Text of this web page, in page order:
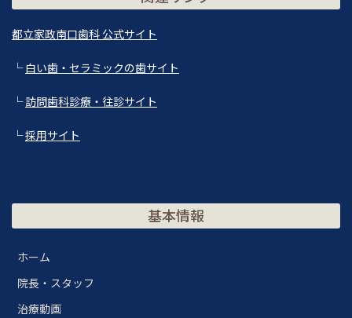
都立家政南口歯科 公式サイト
└白い歯・セラミックの歯サイト
└訪問歯科診療・往診サイト
└採用サイト
基本情報
ホーム
院長・スタッフ
治療動画